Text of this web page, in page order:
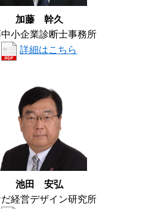
加藤 幹久
小企業診断士事務所
詳細はこちら
池田 安弘
経営デザイン研究所